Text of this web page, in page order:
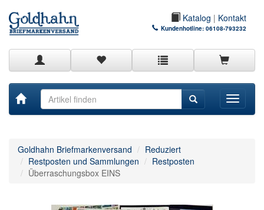
Katalog | Kontakt
Kundenhotline: 06108-793232
Toggle
Goldhahn Briefmarkenversand
Reduziert
Restposten und Sammlungen
Restposten
Überraschungsbox EINS